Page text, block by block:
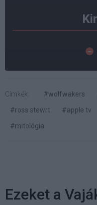
Címkék: #wolfwakers
#ross stewrt
#apple tv
#mitológia
Ezeket a